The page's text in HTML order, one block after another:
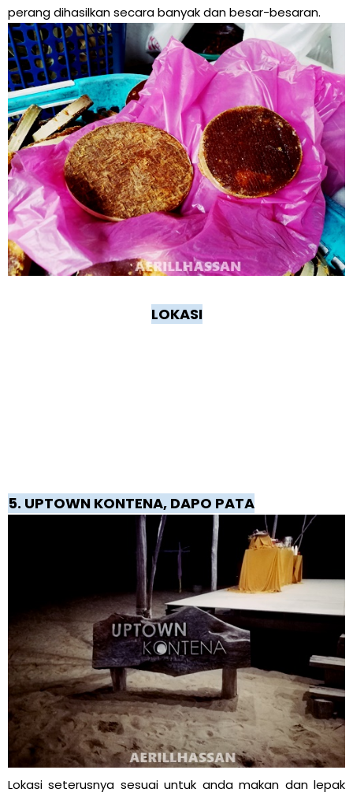
perang dihasilkan secara banyak dan besar-besaran.
LOKASI
5. UPTOWN KONTENA, DAPO PATA
Lokasi seterusnya sesuai untuk anda makan dan lepak